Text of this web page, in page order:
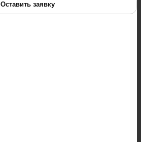
Оставить заявку